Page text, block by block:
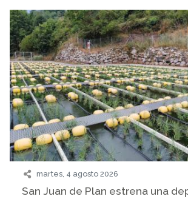
martes, 4 agosto 2026
San Juan de Plan estrena una